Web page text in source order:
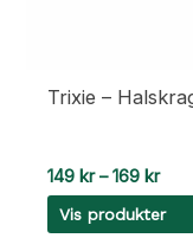
Trixie –
149 kr – 169 kr
149
til
169
Vis produkter